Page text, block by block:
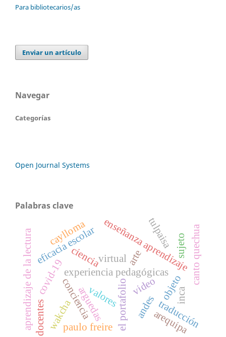
Para bibliotecarios/as
Enviar un artículo
Navegar
Categorías
Open Journal Systems
Palabras clave
experiencia pedagógicas
enseñanza aprendizaje
covid-19
eficacia escolar
aprendizaje de la lectura conciencia
ciencia arte
el portafolio
valores
virtual sujeto
objeto
arguedas
canto quechua
wakcha andestraducción
docentes
video inca
caylloma
arequipa
tulpaisa
paulo freire